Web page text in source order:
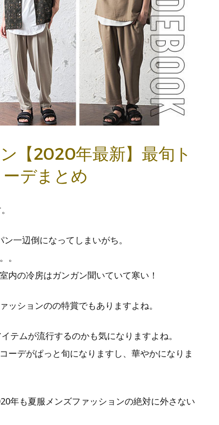
【2020年最新】最旬ト
デまとめ
一辺倒になってしまいがち。
。
内の冷房はガンガン聞いていて寒い！
ションのの特賞でもありますよね。
テムが流行するのかも気になりますよね。
ーデがぱっと旬になりますし、華やかになりま
年も夏服メンズファッションの絶対に外さない